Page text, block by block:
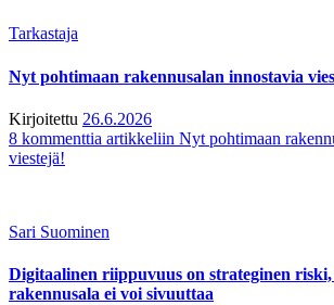
Tarkastaja
Nyt pohtimaan rakennusalan innostavia
Kirjoitettu 26.6.2026
8 kommenttia artikkeliin Nyt pohtimaan
viestejä!
Sari Suominen
Digitaalinen riippuvuus on strateginen riski,
rakennusala ei voi sivuuttaa